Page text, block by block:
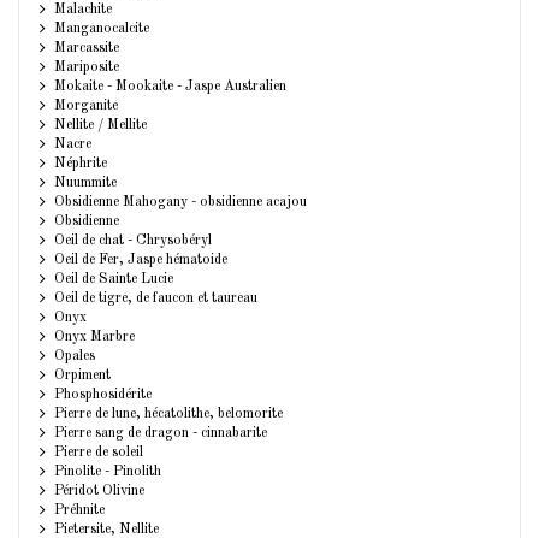
Malachite
Manganocalcite
Marcassite
Mariposite
Mokaite - Mookaite - Jaspe Australien
Morganite
Nellite / Mellite
Nacre
Néphrite
Nuummite
Obsidienne Mahogany - obsidienne acajou
Obsidienne
Oeil de chat - Chrysobéryl
Oeil de Fer, Jaspe hématoide
Oeil de Sainte Lucie
Oeil de tigre, de faucon et taureau
Onyx
Onyx Marbre
Opales
Orpiment
Phosphosidérite
Pierre de lune, hécatolithe, belomorite
Pierre sang de dragon - cinnabarite
Pierre de soleil
Pinolite - Pinolith
Péridot Olivine
Préhnite
Pietersite, Nellite